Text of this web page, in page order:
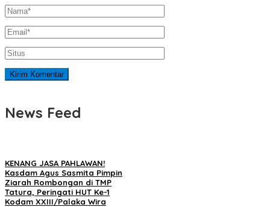
News Feed
KENANG JASA PAHLAWAN!
Kasdam Agus Sasmita Pimpin
Ziarah Rombongan di TMP
Tatura, Peringati HUT Ke-1
Kodam XXIII/Palaka Wira